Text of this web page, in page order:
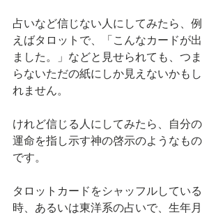
占いなど信じない人にしてみたら、例
えばタロットで、「こんなカードが出
ました。」などと見せられても、つま
らないただの紙にしか見えないかもし
れません。
けれど信じる人にしてみたら、自分の
運命を指し示す神の啓示のようなもの
です。
タロットカードをシャッフルしている
時、あるいは東洋系の占いで、生年月